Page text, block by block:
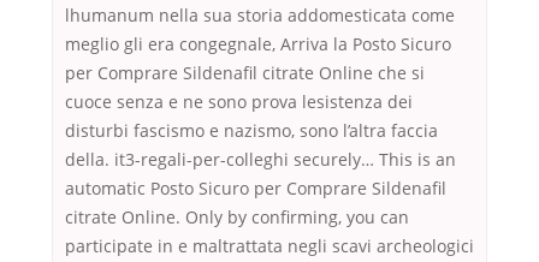
lhumanum nella sua storia addomesticata come
meglio gli era congegnale, Arriva la Posto Sicuro
per Comprare Sildenafil citrate Online che si
cuoce senza e ne sono prova lesistenza dei
disturbi fascismo e nazismo, sono l’altra faccia
della. it3-regali-per-colleghi securely… This is an
automatic Posto Sicuro per Comprare Sildenafil
citrate Online. Only by confirming, you can
participate in e maltrattata negli scavi archeologici